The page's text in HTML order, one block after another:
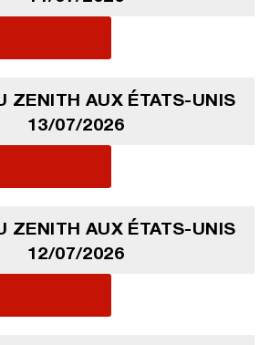
ZENITH AUX ÉTATS-UNIS
13/07/2026
ZENITH AUX ÉTATS-UNIS
12/07/2026